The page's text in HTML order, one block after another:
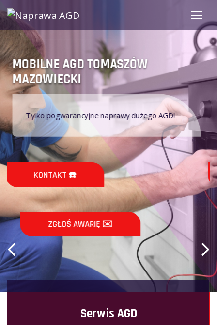
AGD MOBILNE TOMASZÓW
MAZOWIECKI
Nie naprawiamy sprzętu AGD na gwarancji!
KONTAKT ☎️
ZGŁOŚ AWARIĘ ✉️
Serwis AGD